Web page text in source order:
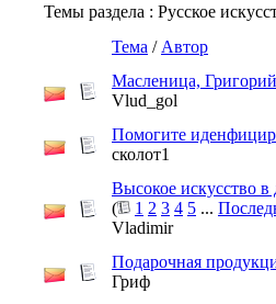
Темы раздела : Русское
Тема / Автор
Масленица,
Vlud_gol
Помогите
сколот1
Высокое искусство в
(
1 2 3 4 5 ...
Vladimir
Подарочная
Гриф